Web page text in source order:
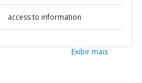
access to information
Exibir mais